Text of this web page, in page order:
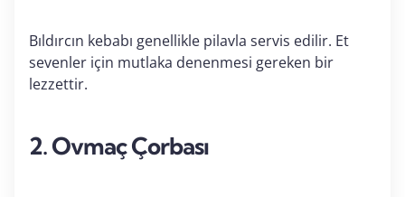
Bıldırcın kebabı genellikle pilavla servis edilir. Et
sevenler için mutlaka denenmesi gereken bir
lezzettir.
2. Ovmaç Çorbası